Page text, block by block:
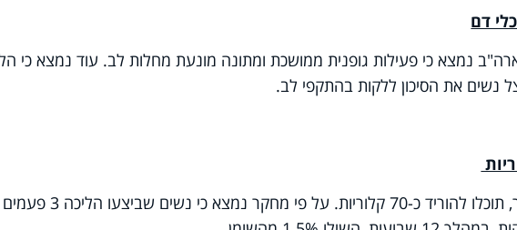
נמצא כי פעילות גופנית ממושכת ומתונה מונעת מחלות לב. עוד נמצא כי
נשים את הסיכון ללקות בהתקפי לב.
במידה ותלכו 1 קילומטר, תוכלו להוריד כ-70 קלוריות. על פי מחקר נמצא כי נשים שביצעו הליכה 3 פעמים